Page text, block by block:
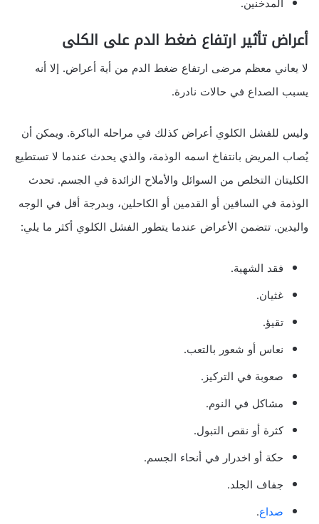
أعراض تأثير ارتفاع ضغط الدم على الكلى
لا يعاني معظم مرضى ارتفاع ضغط الدم من أية أعراض. إلا أنه
يسبب الصداع في حالات نادرة.
وليس للفشل الكلوي أعراض كذلك في مراحله الباكرة. ويمكن أن
يُصاب المريض بانتفاخ اسمه الوذمة، والذي يحدث عندما لا تستطيع
الكليتان التخلص من السوائل والأملاح الزائدة في الجسم. تحدث
الوذمة في الساقين أو القدمين أو الكاحلين، وبدرجة أقل في الوجه
واليدين. تتضمن الأعراض عندما يتطور الفشل الكلوي أكثر ما يلي:
فقد الشهية.
غثيان.
تقيؤ.
نعاس أو شعور بالتعب.
صعوبة في التركيز.
مشاكل في النوم.
كثرة أو نقص التبول.
حكة أو اخدرار في أنحاء الجسم.
جفاف الجلد.
صداع.